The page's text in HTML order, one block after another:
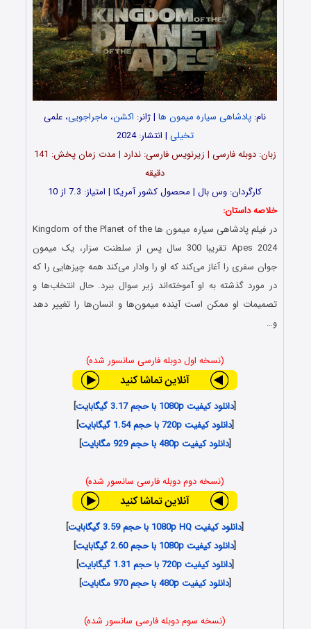
نام: پادشاهی سیاره میمون ها | ژانر: اکشن، ماجراجویی، علمی
تخیلی | انتشار: 2024
زبان: دوبله فارسی | زیرنویس فارسی: ندارد | مدت زمان پخش: 141
دقیقه
کارگردان: وس بال | محصول کشور آمریکا | امتیاز: 7.3 از 10
خلاصه داستان:
در فیلم پادشاهی سیاره میمون ها Kingdom of the Planet of the
Apes 2024 تقریبا 300 سال پس از سلطنت سزار، یک میمون
جوان سفری را آغاز می‌کند که او را وادار می‌کند همه چیزهایی را که
در مورد گذشته به او آموخته‌اند زیر سوال ببرد. حال انتخاب‌ها و
تصمیمات او ممکن است آینده میمون‌ها و انسان‌ها را تغییر دهد
و…
(نسخه اول دوبله فارسی سانسور شده)
[دانلود کیفیت 1080p با حجم 3.17 گیگابایت
]
[دانلود کیفیت 720p با حجم 1.54 گیگابایت
]
[دانلود کیفیت 480p با حجم 929 مگابایت ]
(نسخه دوم دوبله فارسی سانسور شده)
[دانلود کیفیت 1080p HQ با حجم 3.59 گیگابایت
]
[دانلود کیفیت 1080p با حجم 2.60 گیگابایت
]
[دانلود کیفیت 720p با حجم 1.31 گیگابایت
]
[دانلود کیفیت 480p با حجم 970 مگابایت ]
(نسخه سوم دوبله فارسی سانسور شده)